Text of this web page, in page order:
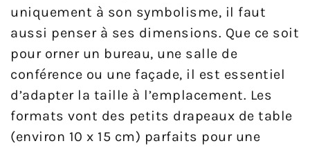
uniquement à son symbolisme, il faut
aussi penser à ses dimensions. Que ce soit
pour orner un bureau, une salle de
conférence ou une façade, il est essentiel
d’adapter la taille à l’emplacement. Les
formats vont des petits drapeaux de table
(environ 10 x 15 cm) parfaits pour une